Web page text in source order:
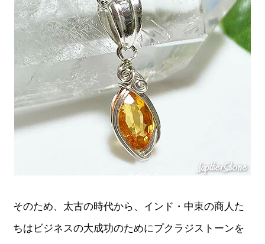
そのため、太古の時代から、インド・中東の商人た
ちはビジネスの大成功のためにプクラジストーンを